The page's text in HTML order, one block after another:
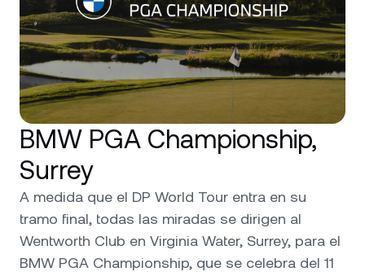
BMW PGA Championship,
Surrey
A medida que el DP World Tour entra en su
tramo final, todas las miradas se dirigen al
Wentworth Club en Virginia Water, Surrey, para el
BMW PGA Championship, que se celebra del 11